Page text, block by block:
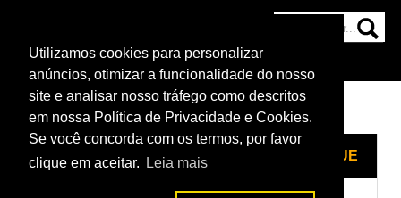
Utilizamos cookies para personalizar
anúncios, otimizar a funcionalidade do nosso
site e analisar nosso tráfego como descritos
em nossa Política de Privacidade e Cookies.
Se você concorda com os termos, por favor
clique em aceitar.
Leia mais
NOTÍCIAS
HOME LUTADORES / DARRELL MONTAGUE